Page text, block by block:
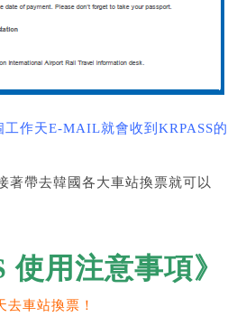
工作天E-MAIL就會收到KRPASS的
帶去韓國各大車站換票就可以
使用注意事項》
去車站換票！